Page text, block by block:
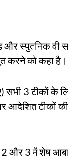
और स्पुतनिक
करने को कहा है।
3 टीकों के
टीकों की
2 और 3 में शेष